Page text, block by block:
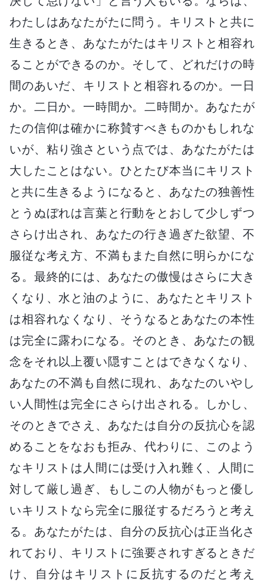
わたしはあなたがたに問う。キリストと共に
生きるとき、あなたがたはキリストと相容れ
ることができるのか。そして、どれだけの時
間のあいだ、キリストと相容れるのか。一日
か。二日か。一時間か。二時間か。あなたが
たの信仰は確かに称賛すべきものかもしれな
いが、粘り強さという点では、あなたがたは
大したことはない。ひとたび本当にキリスト
と共に生きるようになると、あなたの独善性
とうぬぼれは言葉と行動をとおして少しずつ
さらけ出され、あなたの行き過ぎた欲望、不
服従な考え方、不満もまた自然に明らかにな
る。最終的には、あなたの傲慢はさらに大き
くなり、水と油のように、あなたとキリスト
は相容れなくなり、そうなるとあなたの本性
は完全に露わになる。そのとき、あなたの観
念をそれ以上覆い隠すことはできなくなり、
あなたの不満も自然に現れ、あなたのいやし
い人間性は完全にさらけ出される。しかし、
そのときでさえ、あなたは自分の反抗心を認
めることをなおも拒み、代わりに、このよう
なキリストは人間には受け入れ難く、人間に
対して厳し過ぎ、もしこの人物がもっと優し
いキリストなら完全に服従するだろうと考え
る。あなたがたは、自分の反抗心は正当化さ
れており、キリストに強要されすぎるときだ
け、自分はキリストに反抗するのだと考え